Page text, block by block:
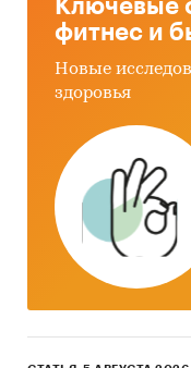
Ключевые
фитнес и
Новые
здоровья